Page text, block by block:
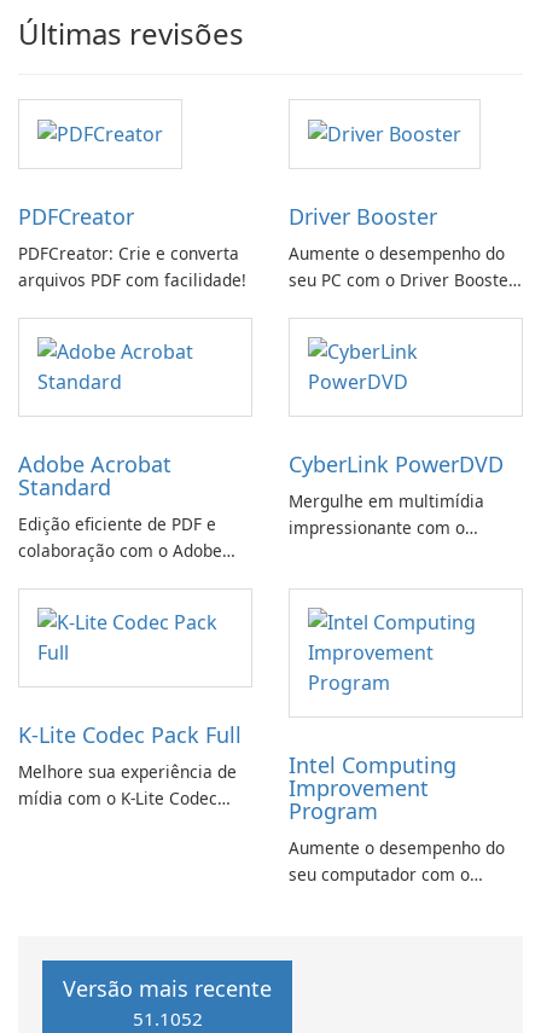
Últimas revisões
PDFCreator
PDFCreator: Crie e converta
arquivos PDF com facilidade!
Driver Booster
Aumente o desempenho do
seu PC com o Driver Booster
Adobe Acrobat
Standard
Edição eficiente de PDF e
colaboração com o Adobe
CyberLink PowerDVD
Mergulhe em multimídia
impressionante com o
K-Lite Codec Pack Full
Melhore sua experiência de
mídia com o K-Lite Codec
Intel Computing
Improvement
Program
Aumente o desempenho do
seu computador com o
Versão mais recente
51.1052